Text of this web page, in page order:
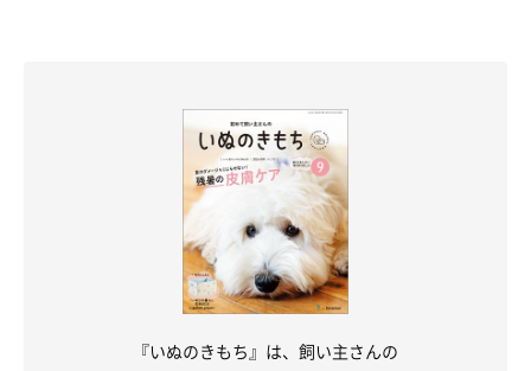
外でのお散歩中、ほほえむ様子のジェイクくん
ジェイクくんの性格について、飼い主さんにお聞きしました。
からか あまりベタベタと甘えてくる事はありま
『いぬのきもち』は、飼い主さんの